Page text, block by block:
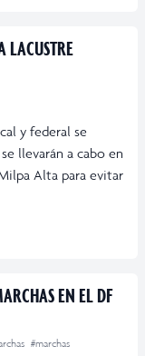
LACUSTRE
y federal se
llevarán a cabo en
Alta para evitar
EN EL DF
#marchas